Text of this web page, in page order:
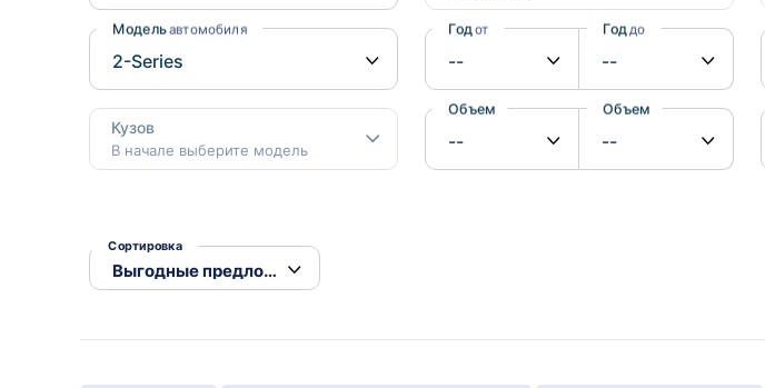
Suzuki
Subaru
Subaru
Suzuki
Модельавтомобиля
Кузов
В начале выберите модель
Год от Год до
Объем от Объем до
Сортировка